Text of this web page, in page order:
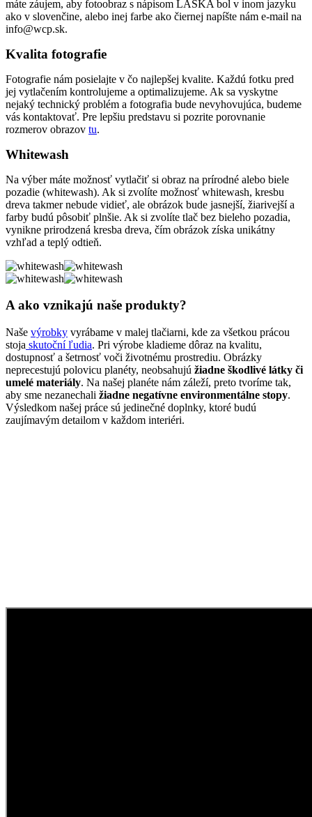
máte záujem, aby fotoobraz s nápisom LÁSKA bol v inom jazyku
ako v slovenčine, alebo inej farbe ako čiernej napíšte nám e-mail na
info@wcp.sk.
Kvalita fotografie
Fotografie nám posielajte v čo najlepšej kvalite. Každú fotku pred
jej vytlačením kontrolujeme a optimalizujeme. Ak sa vyskytne
nejaký technický problém a fotografia bude nevyhovujúca, budeme
vás kontaktovať. Pre lepšiu predstavu si pozrite porovnanie
rozmerov obrazov tu.
Whitewash
Na výber máte možnosť vytlačiť si obraz na prírodné alebo biele
pozadie (whitewash). Ak si zvolíte možnosť whitewash, kresbu
dreva takmer nebude vidieť, ale obrázok bude jasnejší, žiarivejší a
farby budú pôsobiť plnšie. Ak si zvolíte tlač bez bieleho pozadia,
vynikne prirodzená kresba dreva, čím obrázok získa unikátny
vzhľad a teplý odtieň.
A ako vznikajú naše produkty?
Naše výrobky vyrábame v malej tlačiarni, kde za všetkou prácou
stoja skutoční ľudia. Pri výrobe kladieme dôraz na kvalitu,
dostupnosť a šetrnosť voči životnému prostrediu. Obrázky
neprecestujú polovicu planéty, neobsahujú žiadne škodlivé látky či
umelé materiály. Na našej planéte nám záleží, preto tvoríme tak,
aby sme nezanechali žiadne negatívne environmentálne stopy.
Výsledkom našej práce sú jedinečné doplnky, ktoré budú
zaujímavým detailom v každom interiéri.